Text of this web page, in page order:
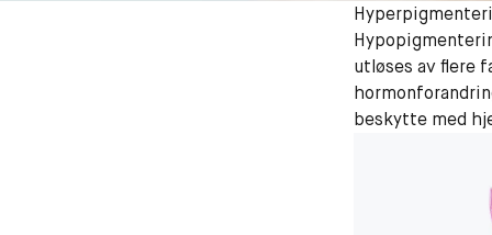
utløses av flere
beskytte med